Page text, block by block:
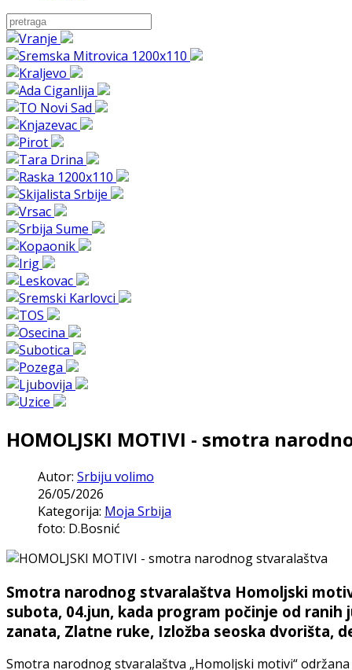
HOMOLJSKI MOTIVI - smotra
Autor: Srbiju volimo
26/05/2026
Kategorija: Moja Srbija
foto: D.Bosnić
Smotra narodnog stvaralaštva Homoljski
subota, 04.jun, kada program počinje od
zanata, Zlatne ruke, Izložba seoska dvorišta,
Smotra narodnog stvaralaštva „Homoljski motivi“